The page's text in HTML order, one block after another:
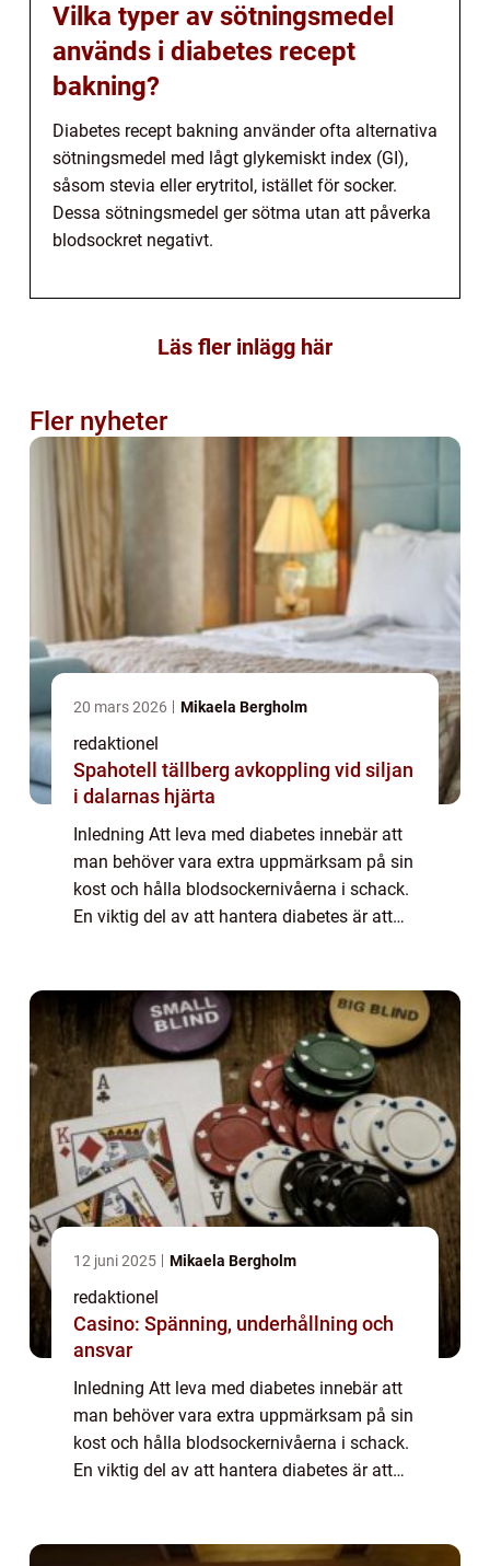
Vilka typer av sötningsmedel
används i diabetes recept
bakning?
Diabetes recept bakning använder ofta alternativa
sötningsmedel med lågt glykemiskt index (GI),
såsom stevia eller erytritol, istället för socker.
Dessa sötningsmedel ger sötma utan att påverka
blodsockret negativt.
Läs fler inlägg här
Fler nyheter
20 mars 2026 Mikaela Bergholm
redaktionel
Spahotell tällberg avkoppling vid siljan
i dalarnas hjärta
Inledning Att leva med diabetes innebär att
man behöver vara extra uppmärksam på sin
kost och hålla blodsockernivåerna i schack.
En viktig del av att hantera diabetes är att
12 juni 2025 Mikaela Bergholm
redaktionel
Casino: Spänning, underhållning och
ansvar
Inledning Att leva med diabetes innebär att
man behöver vara extra uppmärksam på sin
kost och hålla blodsockernivåerna i schack.
En viktig del av att hantera diabetes är att